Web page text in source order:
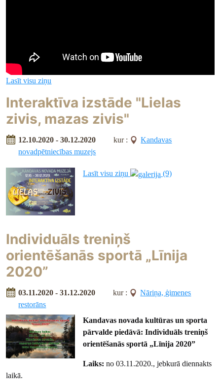
Lasīt visu ziņu
Interaktīva izstāde "Lielas
zivis, mazas zivis"
12.10.2020 - 30.12.2020 kur :
Kandavas
novadpētniecības muzejs
Lasīt visu ziņu (9)
Individuāls treniņš
orientēšanās sportā „Līnija
2020”
03.11.2020 - 31.12.2020 kur :
Nāriņa, ģimenes
restorāns
Kandavas novada kultūras un sporta
pārvalde piedāvā:Individuāls treniņš
orientēšanās sportā „Līnija 2020”
Laiks:no 03.11.2020., jebkurā diennakts
laikā.